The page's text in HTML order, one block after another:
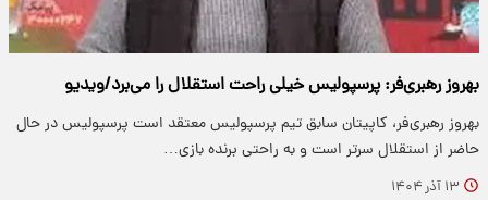
بهروز رهبری‌فر: پرسپولیس خیلی راحت استقلال را می‌برد/ویدیو
بهروز رهبری‌فر، کاپیتان سابق تیم پرسپولیس معتقد است پرسپولیس در حال
حاضر از استقلال سرتر است و به راحتی برنده بازی…
۱۳ آذر ۱۴۰۴